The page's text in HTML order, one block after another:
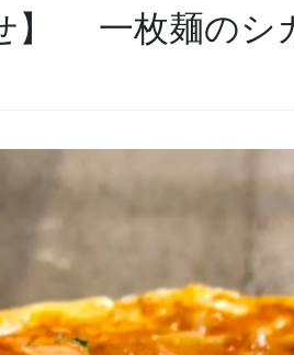
せ】 一枚麺の